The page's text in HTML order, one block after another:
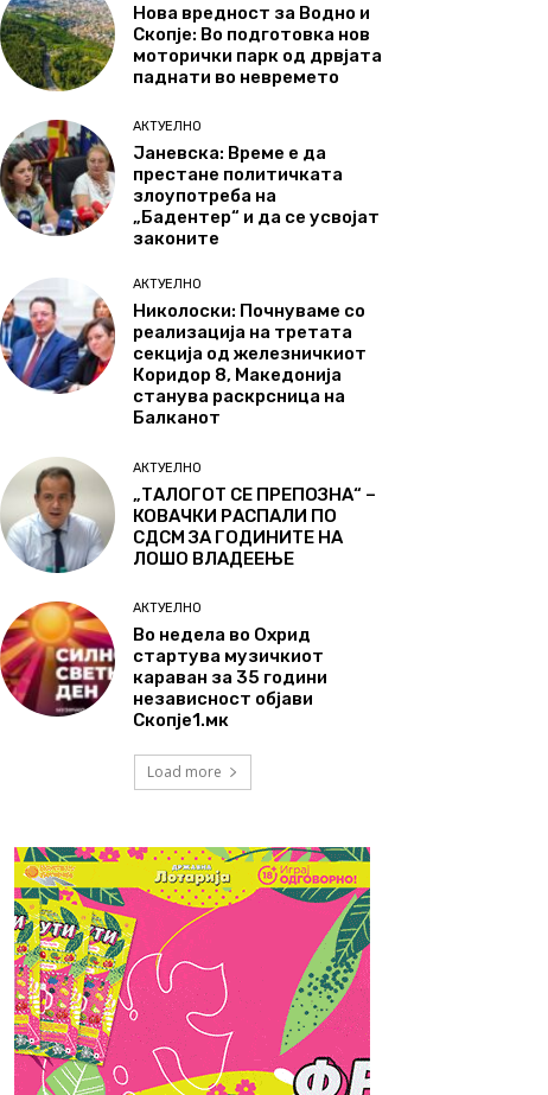
Нова вредност за Водно и
Скопје: Во подготовка нов
моторички парк од дрвјата
паднати во невремето
АКТУЕЛНО
Јаневска: Време е да
престане политичката
злоупотреба на
„Бадентер“ и да се усвојат
законите
АКТУЕЛНО
Николоски: Почнуваме со
реализација на третата
секција од железничкиот
Коридор 8, Македонија
станува раскрсница на
Балканот
АКТУЕЛНО
„ТАЛОГОТ СЕ ПРЕПОЗНА“ –
КОВАЧКИ РАСПАЛИ ПО
СДСМ ЗА ГОДИНИТЕ НА
ЛОШО ВЛАДЕЕЊЕ
АКТУЕЛНО
Во недела во Охрид
стартува музичкиот
караван за 35 години
независност објави
Скопје1.мк
Load more